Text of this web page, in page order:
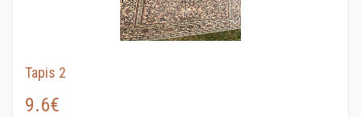
Tapis 2
9.6€